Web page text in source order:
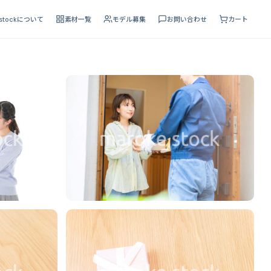
について 素材一覧 モデル募集 お問い合わせ カート